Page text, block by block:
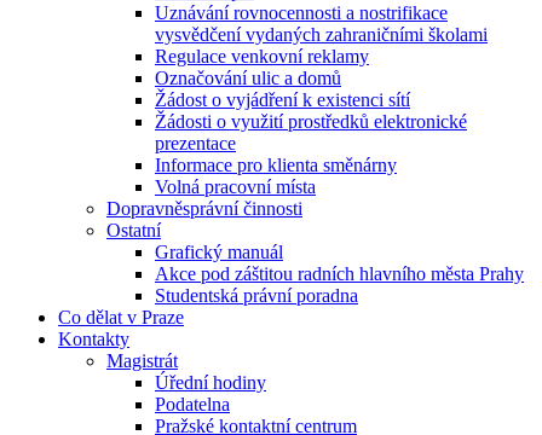
Uznávání rovnocennosti a nostrifikace
vysvědčení vydaných zahraničními školami
Regulace venkovní reklamy
Označování ulic a domů
Žádost o vyjádření k existenci sítí
Žádosti o využití prostředků elektronické
prezentace
Informace pro klienta směnárny
Volná pracovní místa
Dopravněsprávní činnosti
Ostatní
Grafický manuál
Akce pod záštitou radních hlavního města Prahy
Studentská právní poradna
Co dělat v Praze
Kontakty
Magistrát
Úřední hodiny
Podatelna
Pražské kontaktní centrum